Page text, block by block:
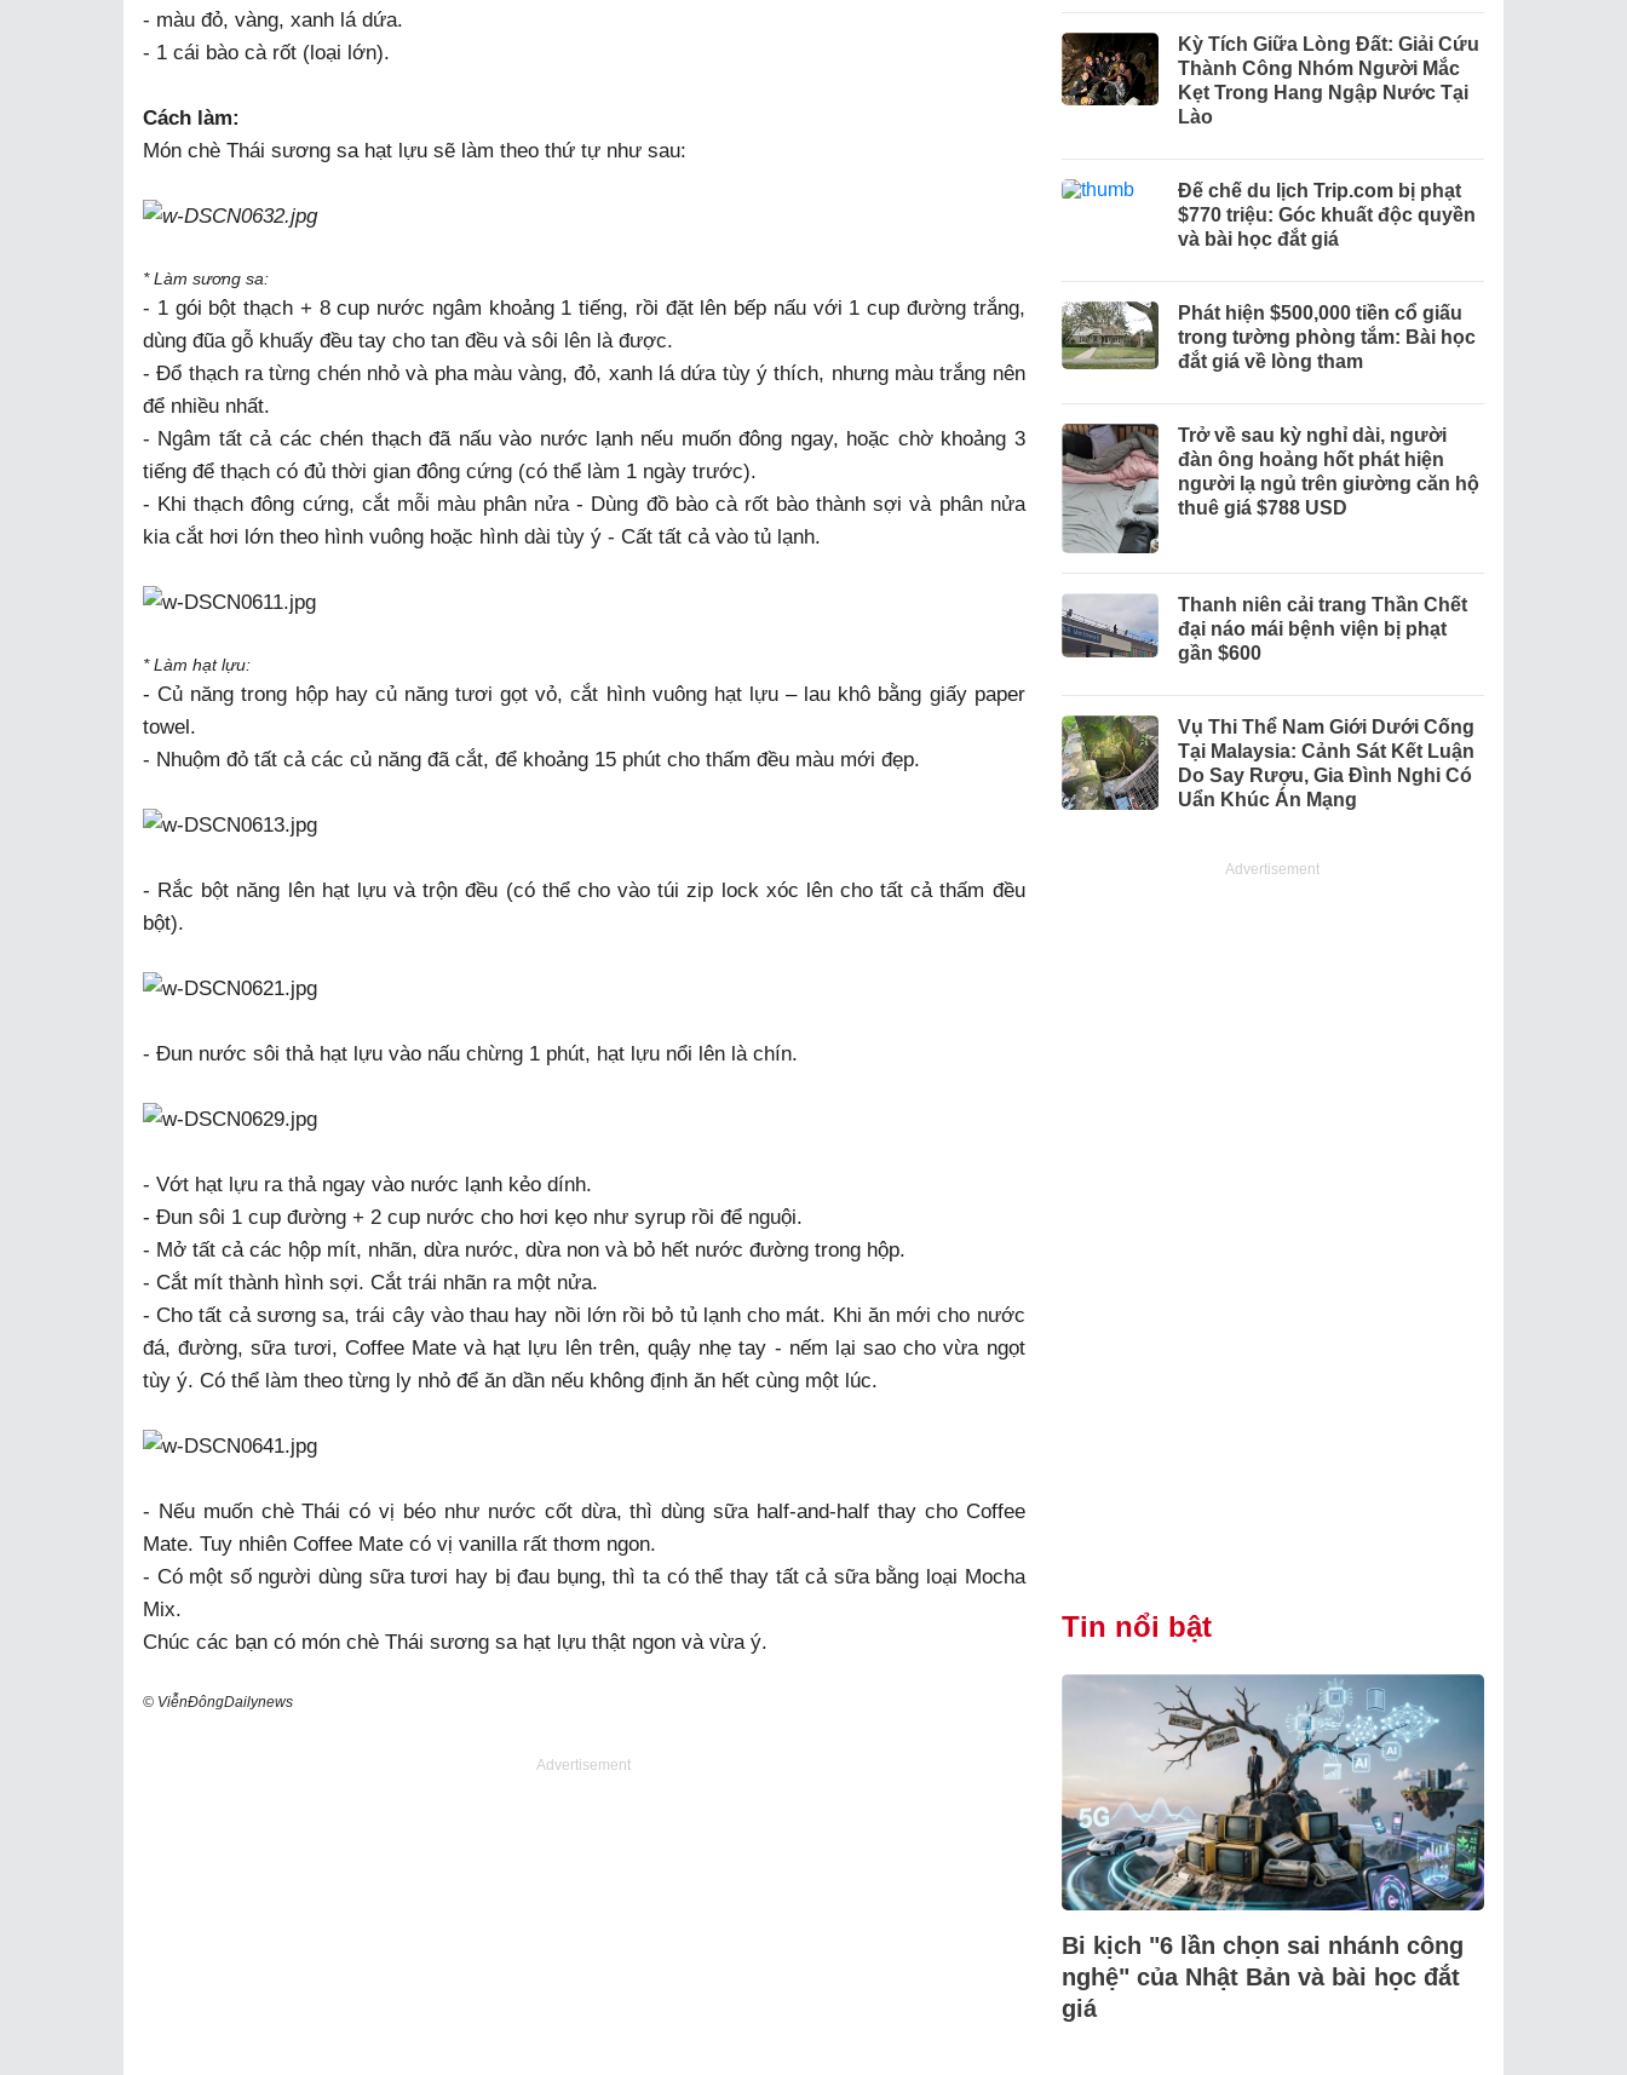
- màu đỏ, vàng, xanh lá dứa.
- 1 cái bào cà rốt (loại lớn).
Cách làm:
Món chè Thái sương sa hạt lựu sẽ làm theo thứ tự như sau:
* Làm sương sa:
- 1 gói bột thạch + 8 cup nước ngâm khoảng 1 tiếng, rồi đặt lên bếp nấu với 1 cup đường trắng,
dùng đũa gỗ khuấy đều tay cho tan đều và sôi lên là được.
- Đổ thạch ra từng chén nhỏ và pha màu vàng, đỏ, xanh lá dứa tùy ý thích, nhưng màu trắng nên
để nhiều nhất.
- Ngâm tất cả các chén thạch đã nấu vào nước lạnh nếu muốn đông ngay, hoặc chờ khoảng 3
tiếng để thạch có đủ thời gian đông cứng (có thể làm 1 ngày trước).
- Khi thạch đông cứng, cắt mỗi màu phân nửa - Dùng đồ bào cà rốt bào thành sợi và phân nửa
kia cắt hơi lớn theo hình vuông hoặc hình dài tùy ý - Cất tất cả vào tủ lạnh.
* Làm hạt lựu:
- Củ năng trong hộp hay củ năng tươi gọt vỏ, cắt hình vuông hạt lựu – lau khô bằng giấy paper
towel.
- Nhuộm đỏ tất cả các củ năng đã cắt, để khoảng 15 phút cho thấm đều màu mới đẹp.
- Rắc bột năng lên hạt lựu và trộn đều (có thể cho vào túi zip lock xóc lên cho tất cả thấm đều
bột).
- Đun nước sôi thả hạt lựu vào nấu chừng 1 phút, hạt lựu nổi lên là chín.
- Vớt hạt lựu ra thả ngay vào nước lạnh kẻo dính.
- Đun sôi 1 cup đường + 2 cup nước cho hơi kẹo như syrup rồi để nguội.
- Mở tất cả các hộp mít, nhãn, dừa nước, dừa non và bỏ hết nước đường trong hộp.
- Cắt mít thành hình sợi. Cắt trái nhãn ra một nửa.
- Cho tất cả sương sa, trái cây vào thau hay nồi lớn rồi bỏ tủ lạnh cho mát. Khi ăn mới cho nước
đá, đường, sữa tươi, Coffee Mate và hạt lựu lên trên, quậy nhẹ tay - nếm lại sao cho vừa ngọt
tùy ý. Có thể làm theo từng ly nhỏ để ăn dần nếu không định ăn hết cùng một lúc.
- Nếu muốn chè Thái có vị béo như nước cốt dừa, thì dùng sữa half-and-half thay cho Coffee
Mate. Tuy nhiên Coffee Mate có vị vanilla rất thơm ngon.
- Có một số người dùng sữa tươi hay bị đau bụng, thì ta có thể thay tất cả sữa bằng loại Mocha
Mix.
Chúc các bạn có món chè Thái sương sa hạt lựu thật ngon và vừa ý.
© ViễnĐôngDailynews
Advertisement
Kỳ Tích Giữa Lòng Đất: Giải Cứu
Thành Công Nhóm Người Mắc
Kẹt Trong Hang Ngập Nước Tại
Lào
Đế chế du lịch Trip.com bị phạt
$770 triệu: Góc khuất độc quyền
và bài học đắt giá
Phát hiện $500,000 tiền cổ giấu
trong tường phòng tắm: Bài học
đắt giá về lòng tham
Trở về sau kỳ nghỉ dài, người
đàn ông hoảng hốt phát hiện
người lạ ngủ trên giường căn hộ
thuê giá $788 USD
Thanh niên cải trang Thần Chết
đại náo mái bệnh viện bị phạt
gần $600
Vụ Thi Thể Nam Giới Dưới Cống
Tại Malaysia: Cảnh Sát Kết Luận
Do Say Rượu, Gia Đình Nghi Có
Uẩn Khúc Án Mạng
Advertisement
Tin nổi bật
Bi kịch "6 lần chọn sai nhánh công
nghệ" của Nhật Bản và bài học đắt
giá